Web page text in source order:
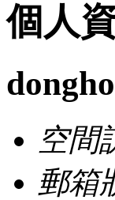
個人
空間
郵箱